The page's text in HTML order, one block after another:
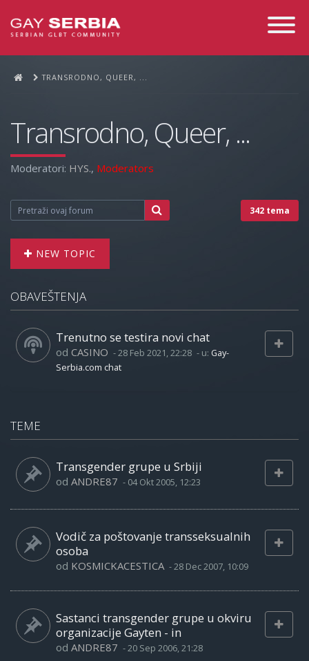
Toggle
TRANSRODNO, QUEER, ...
Transrodno, Queer, ...
Moderatori: HYS., Moderators
342 tema
NEW TOPIC
OBAVEŠTENJA
Trenutno se testira novi chat
od CASINO -28 Feb 2021, 22:28 - u: Gay-
Serbia.com chat
TEME
Transgender grupe u Srbiji
od ANDRE87 - 04 Okt 2005, 12:23
Vodič za poštovanje transseksualnih
osoba
od KOSMICKACESTICA -28 Dec 2007, 10:09
Sastanci transgender grupe u okviru
organizacije Gayten - in
od ANDRE87 -20 Sep 2006, 21:28